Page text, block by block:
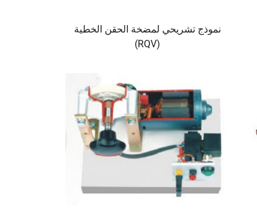
نموذج تشريحي لمضخة الحقن الخطية
(RQV)